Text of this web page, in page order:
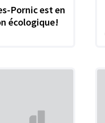
Pornic est en
écologique!